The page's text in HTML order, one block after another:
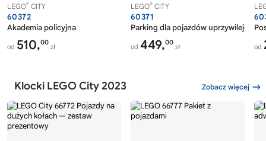
LEGO® CITY
60372
Akademia policyjna
od 510,00
zł
LEGO® CITY
60371
Parking dla pojazdów
od 449,00
zł od
Klocki LEGO City 2023 Zobacz więcej